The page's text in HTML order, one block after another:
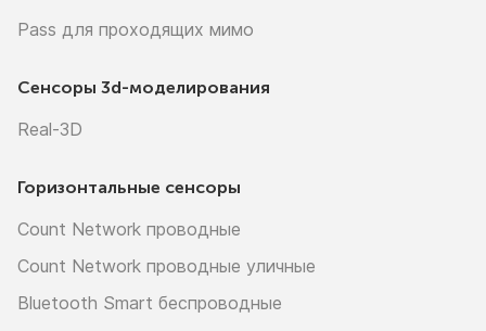
Pass для проходящих мимо
Сенсоры 3d-моделирования
Real-3D
Горизонтальные сенсоры
Count Network проводные
Count Network проводные уличные
Bluetooth Smart беспроводные